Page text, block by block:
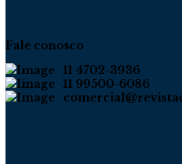
Fale conosco
11 4702-3936
11 99500-6086